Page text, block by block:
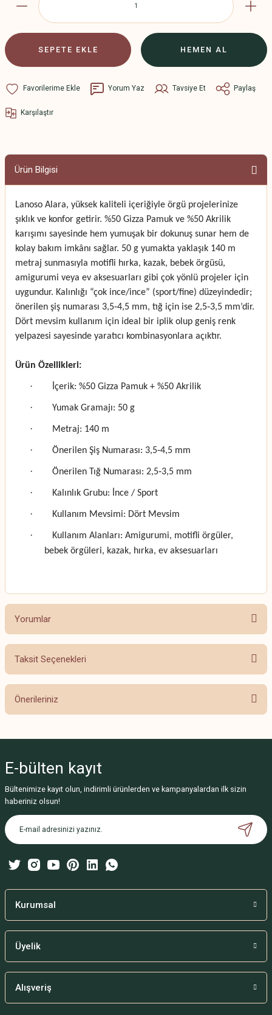
SEPETE EKLE HEMEN AL
Yorum Yaz Tavsiye Et Paylaş
Karşılaştır
Ürün Bilgisi
Lanoso Alara, yüksek kaliteli içeriğiyle örgü projelerinize
şıklık ve konfor getirir. %50 Gizza Pamuk ve %50 Akrilik
karışımı sayesinde hem yumuşak bir dokunuş sunar hem de
kolay bakım imkânı sağlar. 50 g yumakta yaklaşık 140 m
metraj sunmasıyla motifli hırka, kazak, bebek örgüsü,
amigurumi veya ev aksesuarları gibi çok yönlü projeler için
uygundur. Kalınlığı “çok ince/ince” (sport/fine) düzeyindedir;
önerilen şiş numarası 3,5‑4,5 mm, tığ için ise 2,5‑3,5 mm’dir.
Dört mevsim kullanım için ideal bir iplik olup geniş renk
yelpazesi sayesinde yaratıcı kombinasyonlara açıktır.
Ürün Özellikleri:
· İçerik: %50 Gizza Pamuk + %50 Akrilik
· Yumak Gramajı: 50 g
· Metraj: 140 m
· Önerilen Şiş Numarası: 3,5‑4,5 mm
· Önerilen Tığ Numarası: 2,5‑3,5 mm
· Kalınlık Grubu: İnce / Sport
· Kullanım Mevsimi: Dört Mevsim
·
Kullanım Alanları: Amigurumi, motifli örgüler,
bebek örgüleri, kazak, hırka, ev aksesuarları
Yorumlar
Taksit Seçenekleri
Önerileriniz
Görüş ve önerileriniz için teşekkür ederiz.
Ürün resmi kalitesiz, bozuk veya görüntülenemiyor.
Ürün açıklamasında eksik bilgiler bulunuyor.
Ürün bilgilerinde hatalar bulunuyor.
Bu ürüne benzer farklı alternatifler olmalı.
E-bülten kayıt
Bültenimize kayıt olun, indirimli ürünlerden ve kampanyalardan ilk sizin
haberiniz olsun!
Kurumsal
Üyelik
Alışveriş